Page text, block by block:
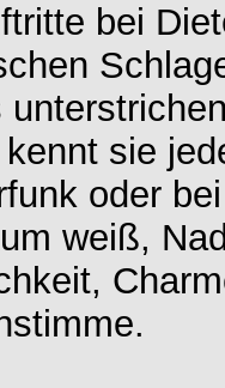
bei
sie
oder
weiß,